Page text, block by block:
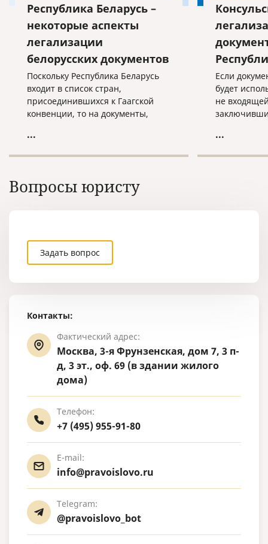
Контакты:
Фактический адрес:
Москва, 3-я Фрунзенская, дом 7, 3 п-
д, 3 эт., оф. 69 (в здании жилого
дома)
Телефон:
+7 (495) 955-91-80
E-mail:
info@pravoislovo.ru
Telegram:
@pravoislovo_bot
Республика Беларусь –
некоторые аспекты
легализации
белорусских документов
Поскольку Республика Беларусь
входит в список стран,
присоединившихся к Гаагской
конвенции, то на документы,
учреждениями на территории
...
Если
будет
не
...
Вопросы юристу
Задать вопрос